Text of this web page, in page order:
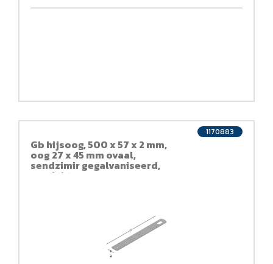
Gb hijsoog, 500 x 57 x 2 mm,
oog 27 x 45 mm ovaal,
sendzimir gegalvaniseerd,
verzinkt
1170883